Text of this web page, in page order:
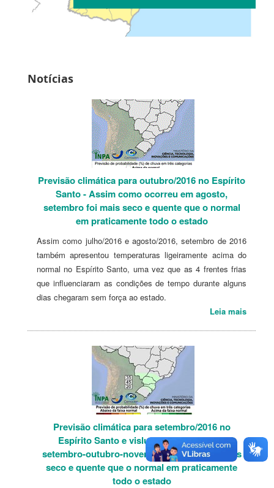
Notícias
Previsão climática para outubro/2016 no Espírito
Santo - Assim como ocorreu em agosto,
setembro foi mais seco e quente que o normal
em praticamente todo o estado
Assim como julho/2016 e agosto/2016, setembro de 2016
também apresentou temperaturas ligeiramente acima do
normal no Espírito Santo, uma vez que as 4 frentes frias
que influenciaram as condições de tempo durante alguns
dias chegaram sem força ao estado.
Leia mais
Previsão climática para setembro/2016 no
Espírito Santo e vislumbre do trimestre
setembro-outubro-novembro - Agosto foi mais
seco e quente que o normal em praticamente
todo o estado